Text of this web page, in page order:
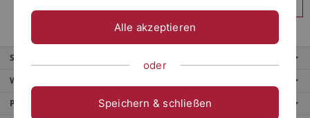
Service
Weitere Angebote
Portale
Alle akzeptieren
oder
Speichern & schließen